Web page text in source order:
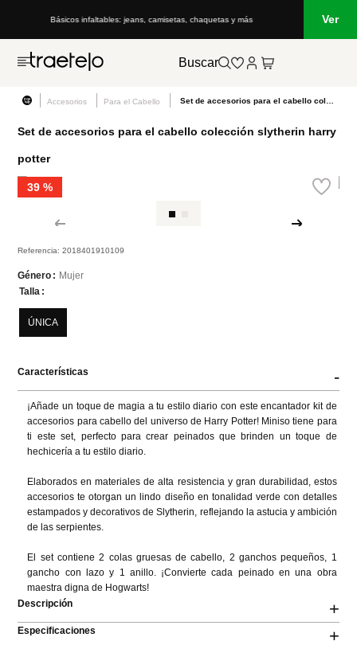
Básicos infaltables: jeans, camisetas, chaquetas y más Ver
Buscar
Accesorios Para el Cabello
Set de accesorios para el cabello colección slytherin harry
potter
39 %
Referencia:2018401910109
Género
Mujer
Talla
ÚNICA
Características -
¡Añade un toque de magia a tu estilo diario con este encantador kit de
accesorios para cabello del universo de Harry Potter! Miniso tiene para
ti este set, perfecto para crear peinados que brinden un toque de
hechicería a tu estilo diario.
Elaborados en materiales de alta resistencia y gran durabilidad, estos
accesorios te otorgan un lindo diseño en tonalidad verde con detalles
estampados y decorativos de Slytherin, reflejando la astucia y ambición
de las serpientes.
El set contiene 2 colas gruesas de cabello, 2 ganchos pequeños, 1
gancho con lazo y 1 anillo. ¡Convierte cada peinado en una obra
maestra digna de Hogwarts!
Descripción
+
Especificaciones +